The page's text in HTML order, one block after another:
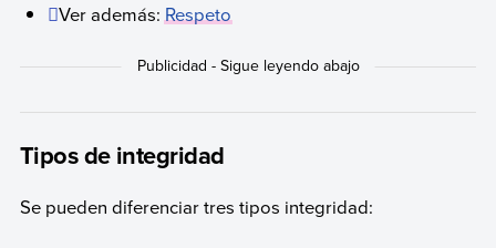
Ver además:Respeto
Tipos de integridad
Se pueden diferenciar tres tipos integridad: